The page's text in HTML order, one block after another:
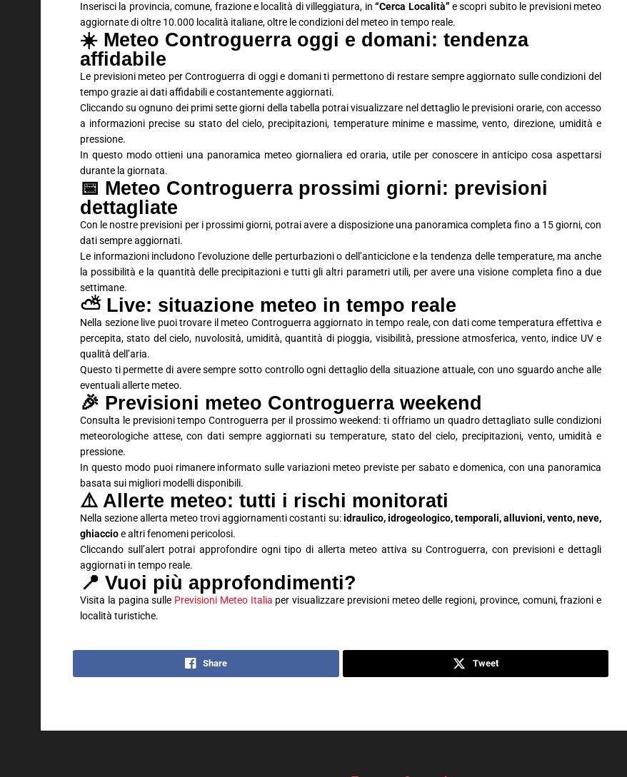
Inserisci la provincia, comune, frazione e località di villeggiatura, in“Cerca Località” e scopri subito le previsioni meteo
aggiornate di oltre 10.000 località italiane, oltre le condizioni del meteo in tempo reale.
☀️ Meteo Controguerra oggi e domani: tendenza
affidabile
Le previsioni meteo per Controguerra di oggi e domani ti permettono di restare sempre aggiornato sulle condizioni del
tempo grazie ai dati affidabili e costantemente aggiornati.
Cliccando su ognuno dei primi sette giorni della tabella potrai visualizzare nel dettaglio le previsioni orarie, con accesso
a informazioni precise su stato del cielo, precipitazioni, temperature minime e massime, vento, direzione, umidità e
pressione.
In questo modo ottieni una panoramica meteo giornaliera ed oraria, utile per conoscere in anticipo cosa aspettarsi
durante la giornata.
📅 Meteo Controguerra prossimi giorni: previsioni
dettagliate
Con le nostre previsioni per i prossimi giorni, potrai avere a disposizione una panoramica completa fino a 15 giorni, con
dati sempre aggiornati.
Le informazioni includono l’evoluzione delle perturbazioni o dell’anticiclone e la tendenza delle temperature, ma anche
la possibilità e la quantità delle precipitazioni e tutti gli altri parametri utili, per avere una visione completa fino a due
settimane.
⛅ Live: situazione meteo in tempo reale
Nella sezione live puoi trovare il meteo Controguerra aggiornato in tempo reale, con dati come temperatura effettiva e
percepita, stato del cielo, nuvolosità, umidità, quantità di pioggia, visibilità, pressione atmosferica, vento, indice UV e
qualità dell’aria.
Questo ti permette di avere sempre sotto controllo ogni dettaglio della situazione attuale, con uno sguardo anche alle
eventuali allerte meteo.
🎉 Previsioni meteo Controguerra weekend
Consulta le previsioni tempo Controguerra per il prossimo weekend: ti offriamo un quadro dettagliato sulle condizioni
meteorologiche attese, con dati sempre aggiornati su temperature, stato del cielo, precipitazioni, vento, umidità e
pressione.
In questo modo puoi rimanere informato sulle variazioni meteo previste per sabato e domenica, con una panoramica
basata sui migliori modelli disponibili.
⚠️ Allerte meteo: tutti i rischi monitorati
Nella sezione allerta meteo trovi aggiornamenti costanti su:idraulico, idrogeologico, temporali, alluvioni, vento, neve,
ghiaccioe altri fenomeni pericolosi.
Cliccando sull’alert potrai approfondire ogni tipo di allerta meteo attiva su Controguerra, con previsioni e dettagli
aggiornati in tempo reale.
📍 Vuoi più approfondimenti?
Visita la pagina sulle Previsioni Meteo Italia per visualizzare previsioni meteo delle regioni, province, comuni, frazioni e
località turistiche.
Share Tweet